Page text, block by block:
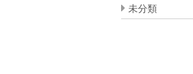
未分類